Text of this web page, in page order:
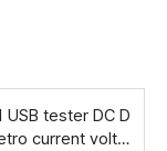
USB tester DC D
current volta